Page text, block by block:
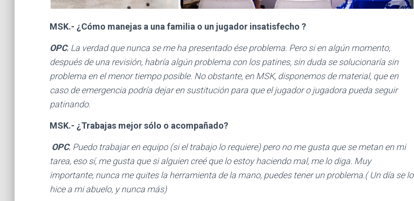
MSK.- ¿Cómo manejas a una familia o un jugador insatisfecho ?
OPC; La verdad que nunca se me ha presentado ése problema. Pero si en algún momento,
después de una revisión, habría algún problema con los patines, sin duda se solucionaría sin
problema en el menor tiempo posible. No obstante, en MSK, disponemos de material, que en
caso de emergencia podría dejar en sustitución para que el jugador o jugadora pueda seguir
patinando.
MSK.- ¿Trabajas mejor sólo o acompañado?
OPC; Puedo trabajar en equipo (si el trabajo lo requiere) pero no me gusta que se metan en mi
tarea, eso sí, me gusta que si alguien creé que lo estoy haciendo mal, me lo diga. Muy
importante, nunca me quites la herramienta de la mano, puedes tener un problema.( Un día se lo
hice a mi abuelo, y nunca más)